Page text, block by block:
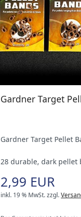
Gardner Target
Gardner Target Pellet
28 durable, dark pellet
2,99 EUR
inkl. 19 % MwSt.zzgl.